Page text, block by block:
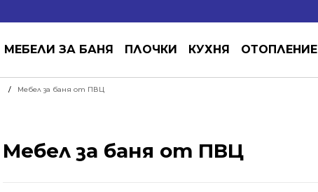
МЕБЕЛИ ЗА БАНЯ ПЛОЧКИ КУХНЯ ОТОПЛЕНИЕ
Мебел за баня от ПВЦ
Мебел за баня от ПВЦ